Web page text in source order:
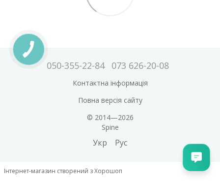
050-355-22-84 073 626-20-08
Контактна інформація
Повна версія сайту
© 2014—2026
Spine
Укр Рус
Інтернет-магазин створений з Хорошоп